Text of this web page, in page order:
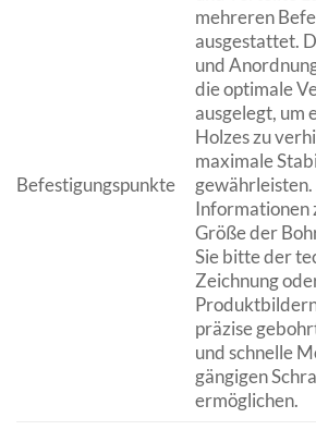
Befestigungspunkte
mehreren
ausgestattet.
und
die optimale
ausgelegt, um
Holzes zu
maximale
gewährleisten.
Informationen
Größe der
Sie bitte der
Zeichnung
präzise
und schnelle
gängigen
ermöglichen.